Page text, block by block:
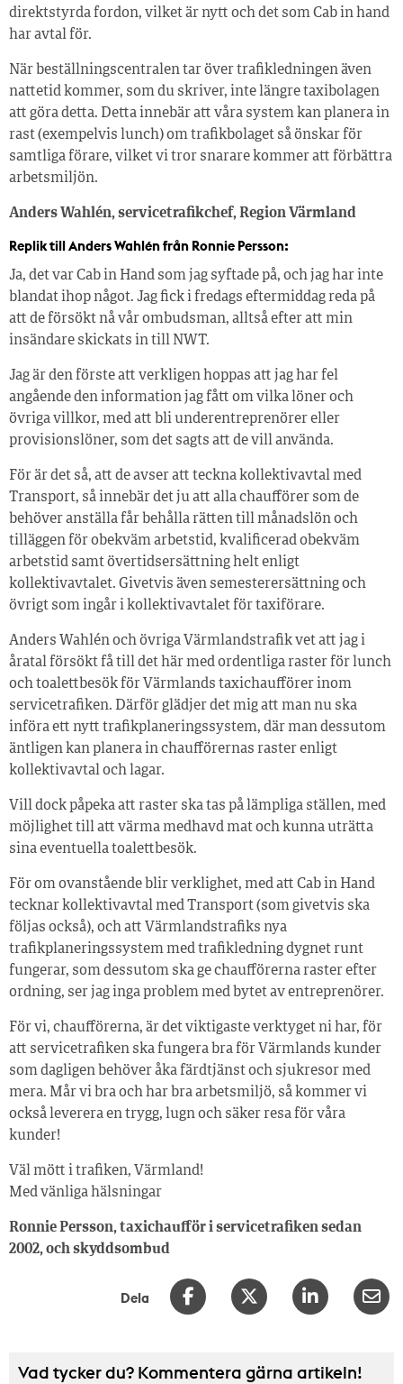
direktstyrda fordon, vilket är nytt och det som Cab in hand
har avtal för.
När beställningscentralen tar över trafikledningen även
nattetid kommer, som du skriver, inte längre taxibolagen
att göra detta. Detta innebär att våra system kan planera in
rast (exempelvis lunch) om trafikbolaget så önskar för
samtliga förare, vilket vi tror snarare kommer att förbättra
arbetsmiljön.
Anders Wahlén, servicetrafikchef, Region Värmland
Replik till Anders Wahlén från Ronnie Persson:
Ja, det var Cab in Hand som jag syftade på, och jag har inte
blandat ihop något. Jag fick i fredags eftermiddag reda på
att de försökt nå vår ombudsman, alltså efter att min
insändare skickats in till NWT.
Jag är den förste att verkligen hoppas att jag har fel
angående den information jag fått om vilka löner och
övriga villkor, med att bli underentreprenörer eller
provisionslöner, som det sagts att de vill använda.
För är det så, att de avser att teckna kollektivavtal med
Transport, så innebär det ju att alla chaufförer som de
behöver anställa får behålla rätten till månadslön och
tilläggen för obekväm arbetstid, kvalificerad obekväm
arbetstid samt övertidsersättning helt enligt
kollektivavtalet. Givetvis även semesterersättning och
övrigt som ingår i kollektivavtalet för taxiförare.
Anders Wahlén och övriga Värmlandstrafik vet att jag i
åratal försökt få till det här med ordentliga raster för lunch
och toalettbesök för Värmlands taxichaufförer inom
servicetrafiken. Därför glädjer det mig att man nu ska
införa ett nytt trafikplaneringssystem, där man dessutom
äntligen kan planera in chaufförernas raster enligt
kollektivavtal och lagar.
Vill dock påpeka att raster ska tas på lämpliga ställen, med
möjlighet till att värma medhavd mat och kunna uträtta
sina eventuella toalettbesök.
För om ovanstående blir verklighet, med att Cab in Hand
tecknar kollektivavtal med Transport (som givetvis ska
följas också), och att Värmlandstrafiks nya
trafikplaneringssystem med trafikledning dygnet runt
fungerar, som dessutom ska ge chaufförerna raster efter
ordning, ser jag inga problem med bytet av entreprenörer.
För vi, chaufförerna, är det viktigaste verktyget ni har, för
att servicetrafiken ska fungera bra för Värmlands kunder
som dagligen behöver åka färdtjänst och sjukresor med
mera. Mår vi bra och har bra arbetsmiljö, så kommer vi
också leverera en trygg, lugn och säker resa för våra
kunder!
Väl mött i trafiken, Värmland!
Med vänliga hälsningar
Ronnie Persson, taxichaufför i servicetrafiken sedan
2002, och skyddsombud
Dela
Vad tycker du? Kommentera gärna artikeln!